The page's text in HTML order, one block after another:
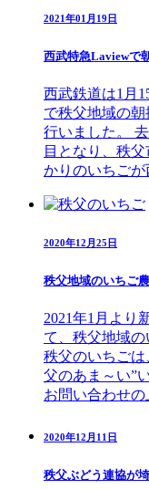
2021年01月19日
西武特急Laviewで
西武鉄道は1月
で秩父地域の
行いました。
目となり、秩
かりのいちご
2020年12月25日
秩父地域のいちご
2021年1月より
て、秩父地域の
秩父のいちご
父のあま～い”
お問い合わせ
2020年12月11日
秩父ぶどう連協が